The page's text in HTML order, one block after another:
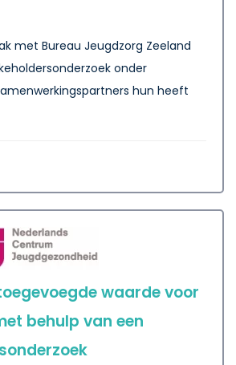
met Bureau Jeugdzorg Zeeland
onder
hun heeft
waarde voor
behulp van een